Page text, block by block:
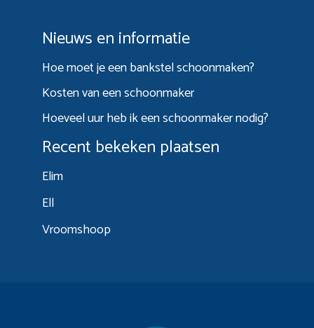
Nieuws en informatie
Hoe moet je een bankstel schoonmaken?
Kosten van een schoonmaker
Hoeveel uur heb ik een schoonmaker nodig?
Recent bekeken plaatsen
Elim
Ell
Vroomshoop